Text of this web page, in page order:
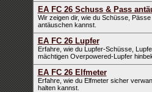
EA FC 26 Schuss & Pass
Wir zeigen dir, wie du Schüsse,
antäuschen kannst.
EA FC 26 Lupfer
Erfahre, wie du Lupfer-Schüsse,
mächtigen Overpowered-Lupfer
EA FC 26 Elfmeter
Erfahre, wie du Elfmeter sicher
halten kannst.